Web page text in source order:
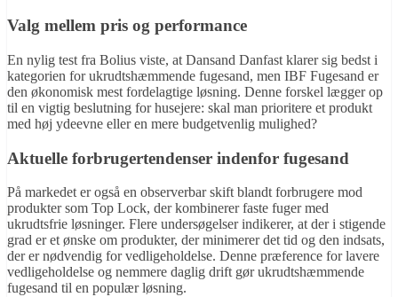
Valg mellem pris og performance
En nylig test fra Bolius viste, at Dansand Danfast klarer sig bedst i
kategorien for ukrudtshæmmende fugesand, men IBF Fugesand er
den økonomisk mest fordelagtige løsning. Denne forskel lægger op
til en vigtig beslutning for husejere: skal man prioritere et produkt
med høj ydeevne eller en mere budgetvenlig mulighed?
Aktuelle forbrugertendenser indenfor fugesand
På markedet er også en observerbar skift blandt forbrugere mod
produkter som Top Lock, der kombinerer faste fuger med
ukrudtsfrie løsninger. Flere undersøgelser indikerer, at der i stigende
grad er et ønske om produkter, der minimerer det tid og den indsats,
der er nødvendig for vedligeholdelse. Denne præference for lavere
vedligeholdelse og nemmere daglig drift gør ukrudtshæmmende
fugesand til en populær løsning.